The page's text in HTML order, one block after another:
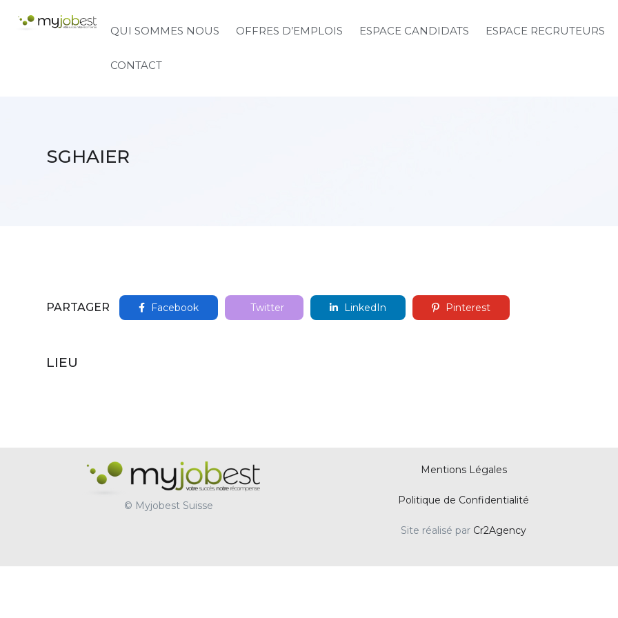
QUI SOMMES NOUS OFFRES D’EMPLOIS ESPACE CANDIDATS ESPACE RECRUTEURS
CONTACT
SGHAIER
PARTAGER Facebook Twitter LinkedIn Pinterest
LIEU
© Myjobest Suisse
Mentions Légales
Politique de Confidentialité
Site réalisé par Cr2Agency